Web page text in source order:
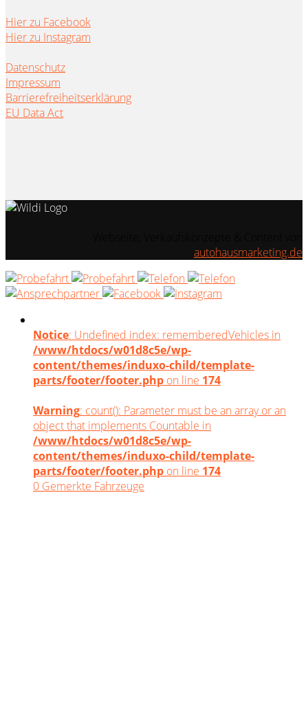
Hier zu Facebook
Hier zu Instagram
Datenschutz
Impressum
Barrierefreiheitserklärung
EU Data Act
autohausmarketing.de
Notice: Undefined index: rememberedVehicles in
/www/htdocs/w01d8c5e/wp-
content/themes/induxo-child/template-
parts/footer/footer.php on line 174
Warning: count(): Parameter must be an array or an
object that implements Countable in
/www/htdocs/w01d8c5e/wp-
content/themes/induxo-child/template-
parts/footer/footer.php on line 174
0 Gemerkte Fahrzeuge